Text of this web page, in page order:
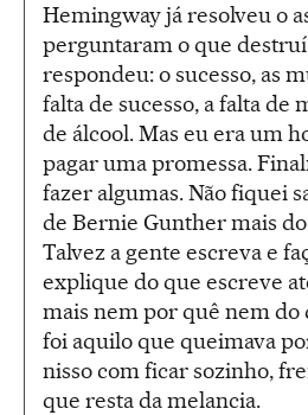
Hemingway já resolveu o
perguntaram o que
respondeu: o sucesso, as
falta de sucesso, a falta de
de álcool. Mas eu era um
pagar uma promessa.
fazer algumas. Não fiquei
de Bernie Gunther mais
Talvez a gente escreva e
explique do que escreve
mais nem por quê nem do
foi aquilo que queimava
nisso com ficar sozinho,
que resta da melancia.